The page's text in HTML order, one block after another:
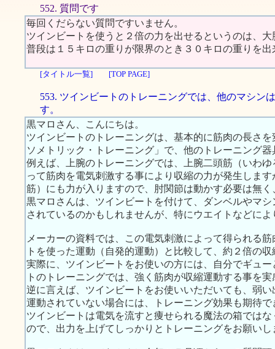
552. 質問です
毎回くだらない質問ですいません。
ツインビートを使うと２倍の力を出せるというのは、
普段は１５キロの重りが限界のとき３０キロの重りを
[タイトル一覧] [TOP PAGE]
553. ツインビートのトレーニングでは、他のマシン
す。
黒マロさん、こんにちは。
ツインビートのトレーニングは、基本的に筋肉の長さ
ソメトリック・トレーニング」で、他のトレーニング
例えば、上腕のトレーニングでは、上腕二頭筋（いわ
って筋肉を電気刺激する事により収縮の力が発生しま
筋）にも力が入りますので、肘関節は動かす必要は無
黒マロさんは、ツインビートを付けて、ダンベルやマ
されているのかもしれませんが、特にウエイトなどに
メーカーの資料では、この電気刺激によって得られる
トを使った運動（自発的運動）と比較して、約２倍の
実際に、ツインビートをお使いの方には、自分でギュ
トのトレーニングでは、強く筋肉が収縮運動する事を
逆に言えば、ツインビートをお使いいただいても、弱
運動されていない場合には、トレーニング効果も期待で
ツインビートは電気を流すと痩せられる魔法の箱では
ので、出力を上げてしっかりとトレーニングをお願いし